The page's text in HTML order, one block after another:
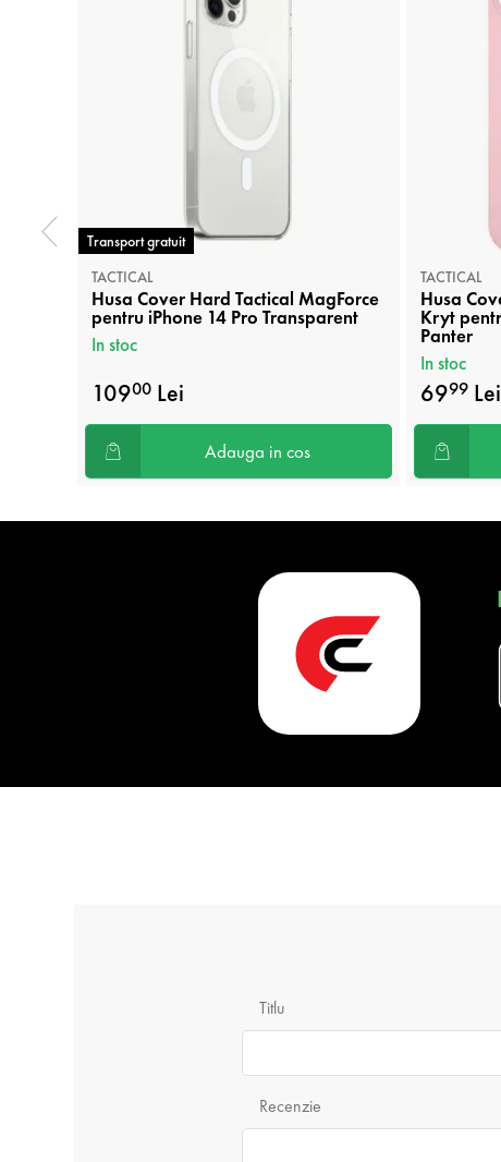
Transport gratuit
TACTICAL
Husa Cover Hard Tactical MagForce
pentru iPhone 14 Pro Transparent
In stoc
10900 Lei
Adauga in cos
TACTICAL
Husa
Kryt
Panter
In stoc
6999Lei
Titlu
Recenzie